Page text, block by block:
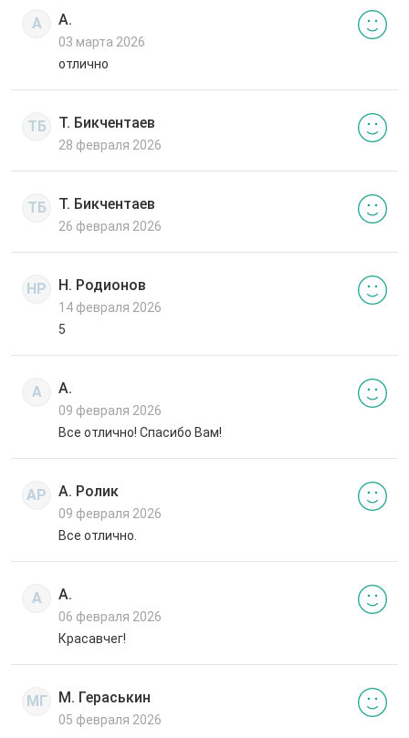
А А.
03 марта 2026
отлично
ТБ Т. Бикчентаев
28 февраля 2026
ТБ Т. Бикчентаев
26 февраля 2026
НР Н. Родионов
14 февраля 2026
5
А А.
09 февраля 2026
Все отлично! Спасибо Вам!
АР А. Ролик
09 февраля 2026
Все отлично.
А А.
06 февраля 2026
Красавчег!
МГ М. Гераськин
05 февраля 2026